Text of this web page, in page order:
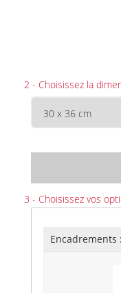
2 - Choisissez la
3 - Choisissez vos
Encadrements :